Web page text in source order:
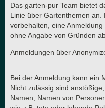
Das garten-pur Team bietet
Linie über Gartenthemen an.
vorbehalten, eine
ohne Angabe von Gründen
Anmeldungen über
Bei der Anmeldung kann ein
Nicht zulässig sind
Namen, Namen von